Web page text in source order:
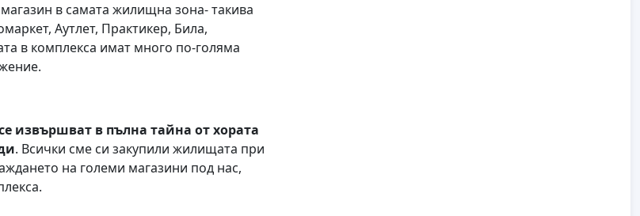
в самата жилищна зона- такива
Аутлет, Практикер, Била,
в комплекса имат много по-голяма
извършват в пълна тайна от хората
. Всички сме си закупили жилищата при
на големи магазини под нас,